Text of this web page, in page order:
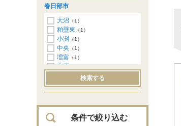
春日部市
大沼 （1）
粕壁東 （1）
小渕 （1）
中央 （1）
増富 （1）
谷原
（1）
備後西（1）
検索する
条件で絞り込む